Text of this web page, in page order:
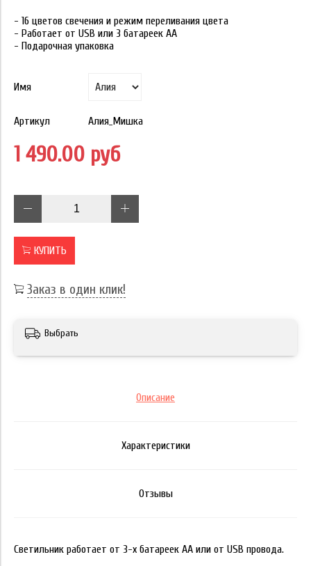
- 16 цветов свечения и режим переливания цвета
- Работает от USB или 3 батареек АА
- Подарочная упаковка
Имя
Артикул Алия_Мишка
1 490.00 руб
КУПИТЬ
Заказ в один клик!
Выбрать
Описание
Характеристики
Отзывы
Светильник работает от 3-х батареек АА или от USB провода.